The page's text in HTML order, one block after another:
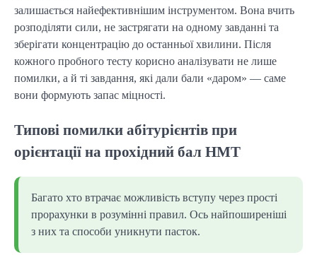
залишається найефективнішим інструментом. Вона вчить
розподіляти сили, не застрягати на одному завданні та
зберігати концентрацію до останньої хвилини. Після
кожного пробного тесту корисно аналізувати не лише
помилки, а й ті завдання, які дали бали «даром» — саме
вони формують запас міцності.
Типові помилки абітурієнтів при
орієнтації на прохідний бал НМТ
Багато хто втрачає можливість вступу через прості
прорахунки в розумінні правил. Ось найпоширеніші
з них та способи уникнути пасток.